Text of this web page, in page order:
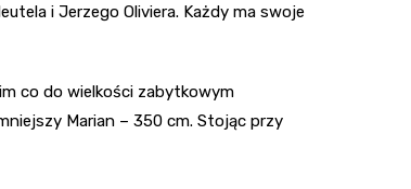
i Jerzego Oliviera. Każdy ma swoje
co do wielkości zabytkowym
Marian – 350 cm. Stojąc przy